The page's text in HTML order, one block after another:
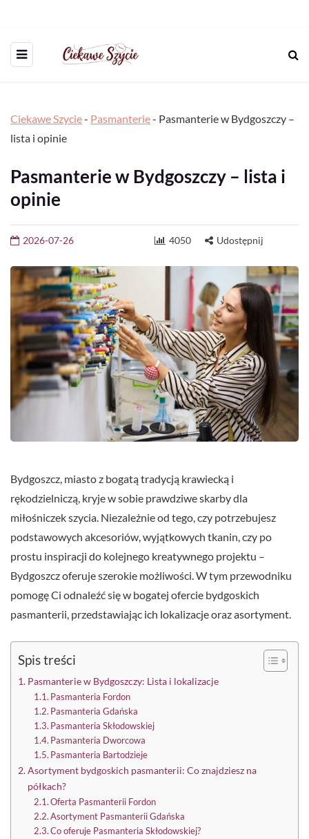
Ciekawe Szycie- Pasmanterie- Pasmanterie w Bydgoszczy –
lista i opinie
Pasmanterie w Bydgoszczy – lista i
opinie
2026-07-26 4050 Udostępnij
Bydgoszcz, miasto z bogatą tradycją krawiecką i
rękodzielniczą, kryje w sobie prawdziwe skarby dla
miłośniczek szycia. Niezależnie od tego, czy potrzebujesz
podstawowych akcesoriów, wyjątkowych tkanin, czy po
prostu inspiracji do kolejnego kreatywnego projektu –
Bydgoszcz oferuje szerokie możliwości. W tym przewodniku
pomogę Ci odnaleźć się w bogatej ofercie bydgoskich
pasmanterii, przedstawiając ich lokalizacje oraz asortyment.
Spis treści
Pasmanterie w Bydgoszczy: Lista i lokalizacje
Pasmanteria Fordon
Pasmanteria Gdańska
Pasmanteria Skłodowskiej
Pasmanteria Dworcowa
Pasmanteria Bartodzieje
Asortyment bydgoskich pasmanterii: Co znajdziesz na
półkach?
Oferta Pasmanterii Fordon
Asortyment Pasmanterii Gdańska
Co oferuje Pasmanteria Skłodowskiej?